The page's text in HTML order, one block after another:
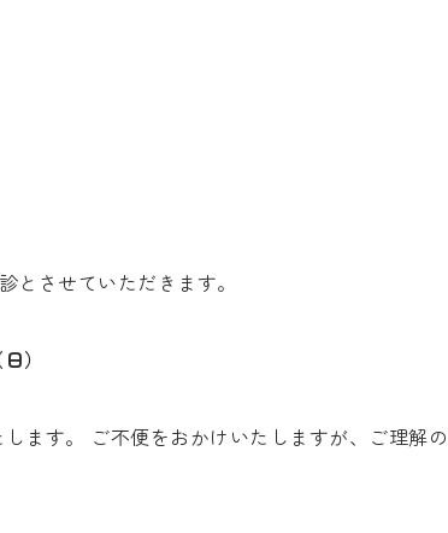
とさせていただきます。
）
ます。 ご不便をおかけいたしますが、ご理解